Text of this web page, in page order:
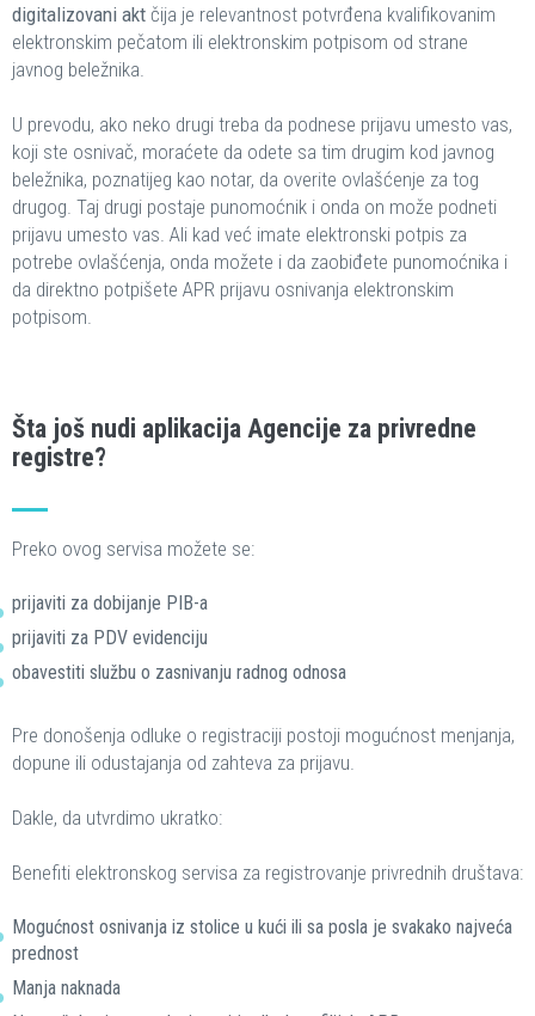
digitalizovani akt čija je relevantnost potvrđena kvalifikovanim
elektronskim pečatom ili elektronskim potpisom od strane
javnog beležnika.
U prevodu, ako neko drugi treba da podnese prijavu umesto vas,
koji ste osnivač, moraćete da odete sa tim drugim kod javnog
beležnika, poznatijeg kao notar, da overite ovlašćenje za tog
drugog. Taj drugi postaje punomoćnik i onda on može podneti
prijavu umesto vas. Ali kad već imate elektronski potpis za
potrebe ovlašćenja, onda možete i da zaobiđete punomoćnika i
da direktno potpišete APR prijavu osnivanja elektronskim
potpisom.
Šta još nudi aplikacija Agencije za privredne
registre?
Preko ovog servisa možete se:
prijaviti za dobijanje PIB-a
prijaviti za PDV evidenciju
obavestiti službu o zasnivanju radnog odnosa
Pre donošenja odluke o registraciji postoji mogućnost menjanja,
dopune ili odustajanja od zahteva za prijavu.
Dakle, da utvrdimo ukratko:
Benefiti elektronskog servisa za registrovanje privrednih društava:
Mogućnost osnivanja iz stolice u kući ili sa posla je svakako najveća
prednost
Manja naknada